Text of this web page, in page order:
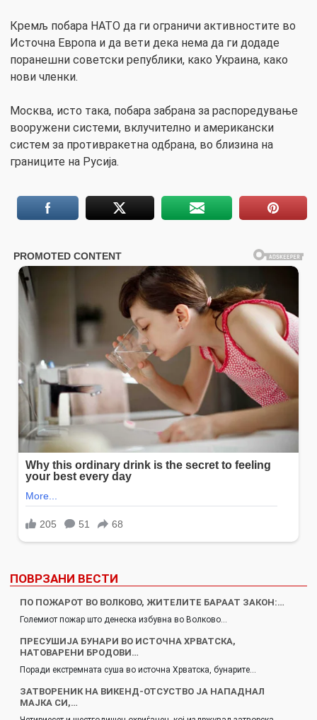
Кремљ побара НАТО да ги ограничи активностите во
Источна Европа и да вети дека нема да ги додаде
поранешни советски републики, како Украина, како
нови членки.
Москва, исто така, побара забрана за распоредување
вооружени системи, вклучително и американски
систем за противракетна одбрана, во близина на
границите на Русија.
ПОВРЗАНИ ВЕСТИ
ПО ПОЖАРОТ ВО ВОЛКОВО, ЖИТЕЛИТЕ БАРААТ ЗАКОН:…
Големиот пожар што денеска избувна во Волково…
ПРЕСУШИЈА БУНАРИ ВО ИСТОЧНА ХРВАТСКА,
НАТОВАРЕНИ БРОДОВИ…
Поради екстремната суша во источна Хрватска, бунарите…
ЗАТВОРЕНИК НА ВИКЕНД-ОТСУСТВО ЈА НАПАДНАЛ
МАЈКА СИ,…